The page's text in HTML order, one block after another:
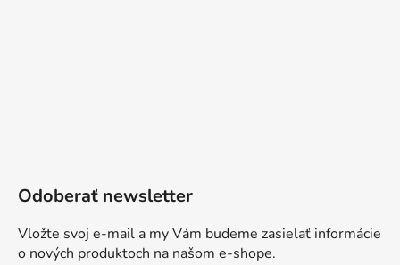
Odoberať newsletter
Vložte svoj e-mail a my Vám budeme zasielať informácie
o nových produktoch na našom e-shope.